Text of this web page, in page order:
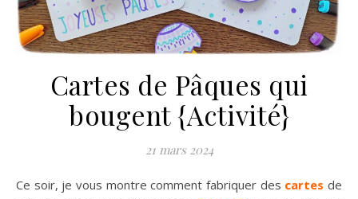
Cartes de Pâques qui
bougent {Activité}
21 mars 2024
Ce soir, je vous montre comment fabriquer des cartes de